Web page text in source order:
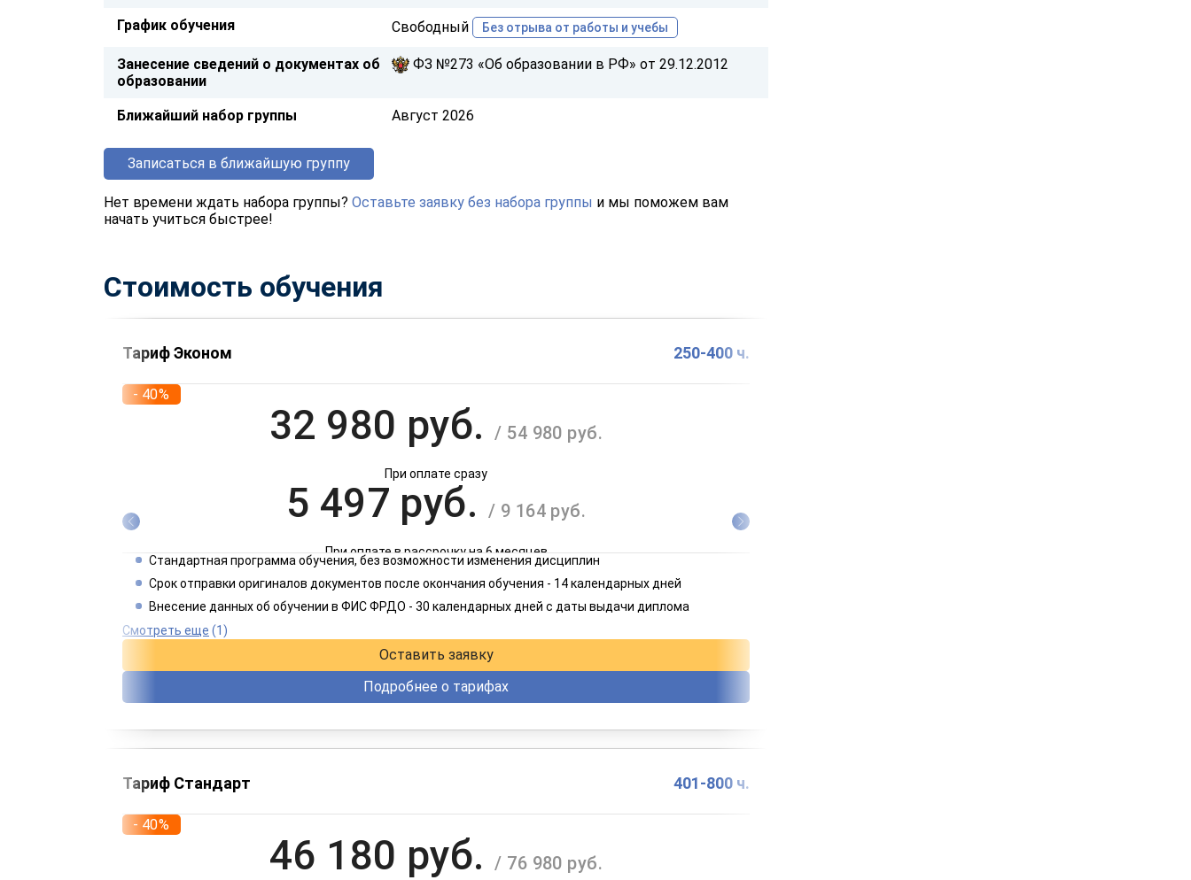
График обучения Свободный Без отрыва от работы и учебы
Занесение сведений о документах об
образовании
ФЗ №273 «Об образовании в РФ» от 29.12.2012
Ближайший набор группы Август 2026
Записаться в ближайшую группу
Нет времени ждать набора группы? Оставьте заявку без набора группы и мы поможем вам
начать учиться быстрее!
Стоимость обучения
Тариф Эконом 250-400 ч.
- 40%
32 980 руб./ 54 980 руб.
При оплате сразу
5 497 руб. / 9 164 руб.
При оплате в рассрочку на 6 месяцев
2 749 руб./ 4 582 руб.
Стандартная программа обучения, без возможности изменения дисциплин
Срок отправки оригиналов документов после окончания обучения - 14 календарных дней
Внесение данных об обучении в ФИС ФРДО - 30 календарных дней с даты выдачи диплома
Смотреть еще (1)
Оставить заявку
Подробнее о тарифах
Тариф Стандарт 401-800 ч.
- 40%
46 180 руб./ 76 980 руб.